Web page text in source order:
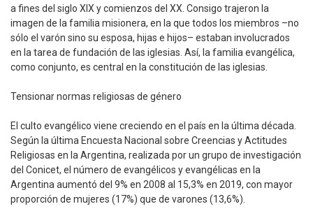
a fines del siglo XIX y comienzos del XX. Consigo trajeron la
imagen de la familia misionera, en la que todos los miembros –no
sólo el varón sino su esposa, hijas e hijos– estaban involucrados
en la tarea de fundación de las iglesias. Así, la familia evangélica,
como conjunto, es central en la constitución de las iglesias.
Tensionar normas religiosas de género
El culto evangélico viene creciendo en el país en la última década.
Según la última Encuesta Nacional sobre Creencias y Actitudes
Religiosas en la Argentina, realizada por un grupo de investigación
del Conicet, el número de evangélicos y evangélicas en la
Argentina aumentó del 9% en 2008 al 15,3% en 2019, con mayor
proporción de mujeres (17%) que de varones (13,6%).